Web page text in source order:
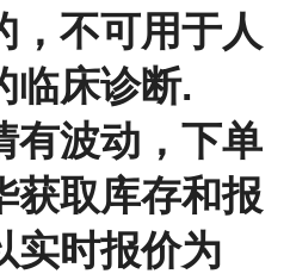
，不可用于人
临床诊断.
有波动，下单
获取库存和报
实时报价为